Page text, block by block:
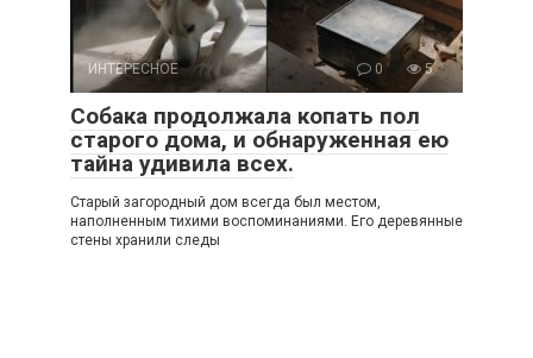
ИНТЕРЕСНОЕ 0 5
Собака продолжала копать пол
старого дома, и обнаруженная ею
тайна удивила всех.
Старый загородный дом всегда был местом,
наполненным тихими воспоминаниями. Его деревянные
стены хранили следы